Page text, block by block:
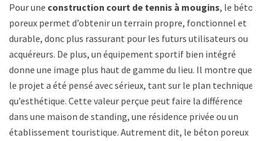
Pour une construction court de tennis à mougins, le béton
poreux permet d’obtenir un terrain propre, fonctionnel et
durable, donc plus rassurant pour les futurs utilisateurs ou
acquéreurs. De plus, un équipement sportif bien intégré
donne une image plus haut de gamme du lieu. Il montre que
le projet a été pensé avec sérieux, tant sur le plan technique
qu’esthétique. Cette valeur perçue peut faire la différence
dans une maison de standing, une résidence privée ou un
établissement touristique. Autrement dit, le béton poreux